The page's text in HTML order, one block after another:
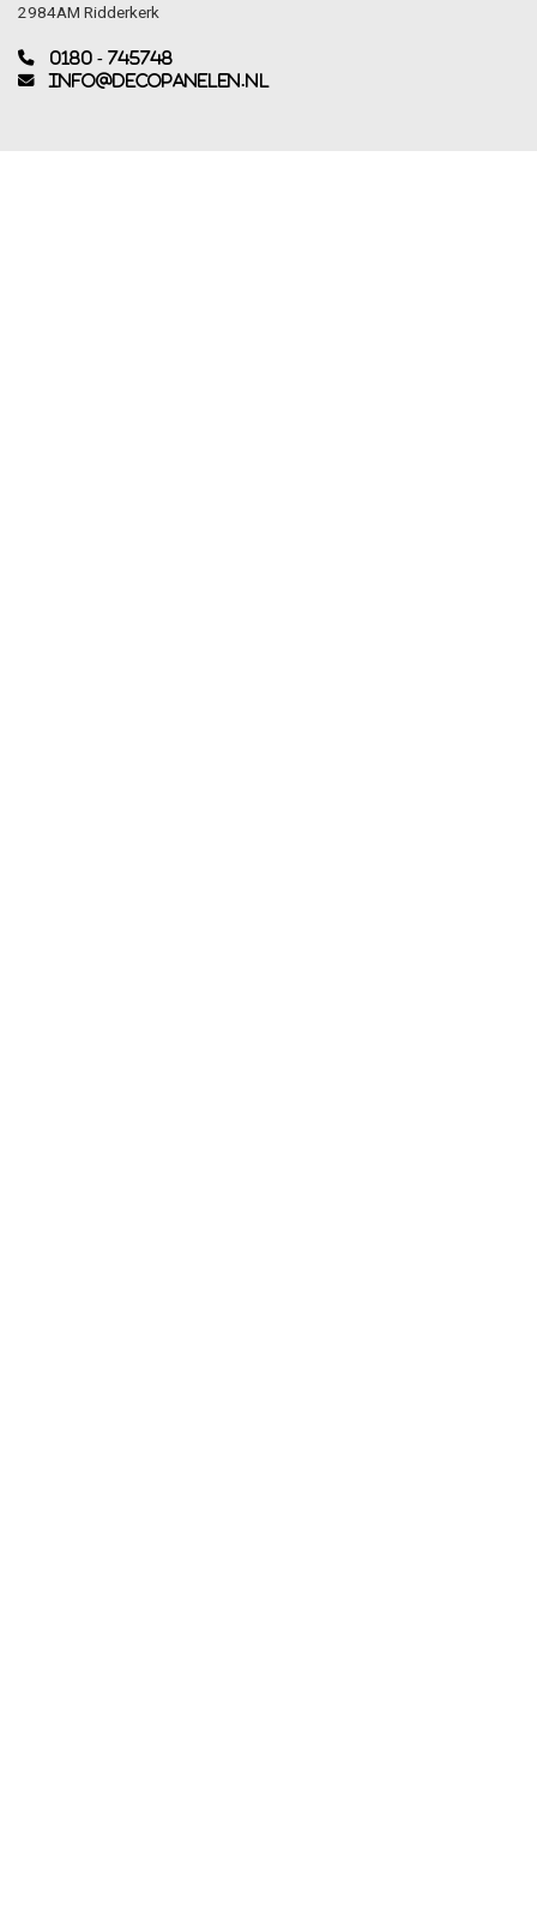
2984AM Ridderkerk
0180 - 745748
info@decopanelen.nl